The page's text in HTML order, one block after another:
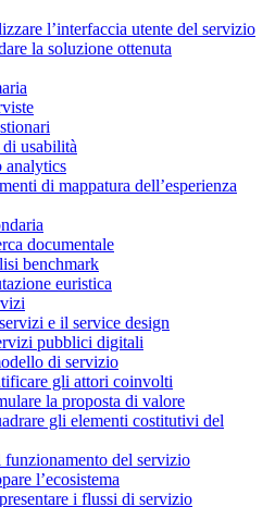
l’interfaccia utente del servizio
la soluzione ottenuta
usabilità
analytics
di mappatura dell’esperienza
documentale
benchmark
euristica
e il service design
pubblici digitali
di servizio
gli attori coinvolti
la proposta di valore
gli elementi costitutivi del
del servizio
l’ecosistema
i flussi di servizio